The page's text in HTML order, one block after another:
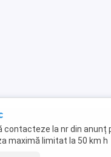
contacteze la nr din anunț
maximă limitat la 50 km h